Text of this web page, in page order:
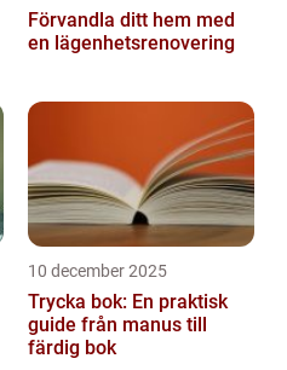
Förvandla ditt hem med
en lägenhetsrenovering
10 december 2025
Trycka bok: En praktisk
guide från manus till
färdig bok